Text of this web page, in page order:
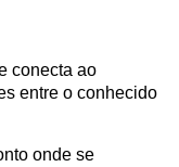
conecta ao
entre o conhecido
onde se